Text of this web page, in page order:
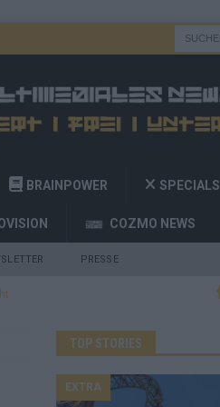
BRAINPOWER SPECIALS
COZMO NEWS
PRESSE
TOP STORIES
EXTRA